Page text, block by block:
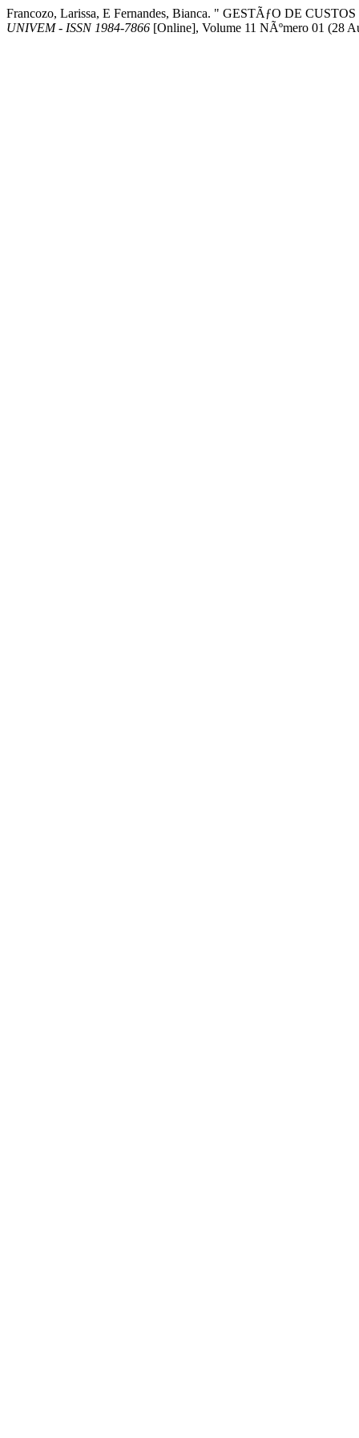
Francozo, Larissa, E Fernandes, Bianca. " GESTÃƒO DE
UNIVEM - ISSN 1984-7866 [Online], Volume 11 NÃºmero 01 (28